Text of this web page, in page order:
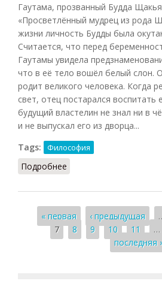
Гаутама, прозванный Будда
«Просветлённый мудрец из рода
жизни личность Будды была
Считается, что перед
Гаутамы увидела
что в её тело вошёл белый слон.
родит великого человека. Когда
свет, отец постарался воспитать
будущий властелин не знал ни в
и не выпускал его из дворца...
Tags:
Философия
Подробнее
Страницы
« первая ‹ предыдущая
7
8 9 10 11 …
последняя